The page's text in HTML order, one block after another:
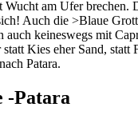
Wucht am Ufer brechen.
Auch die >Blaue
auch keineswegs mit
Kies eher Sand, statt
Patara.
-Patara